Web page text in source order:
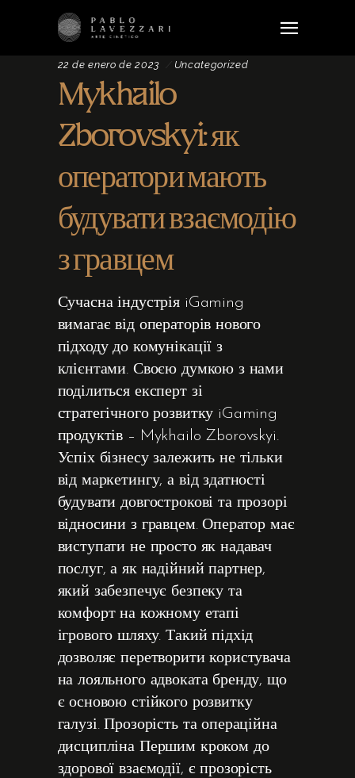
22 de enero de 2023 Uncategorized
Mykhailo
Zborovskyi: як
оператори мають
будувати взаємодію
з гравцем
Сучасна індустрія iGaming
вимагає від операторів нового
підходу до комунікації з
клієнтами. Своєю думкою з нами
поділиться експерт зі
стратегічного розвитку iGaming
продуктів – Mykhailo Zborovskyi.
Успіх бізнесу залежить не тільки
від маркетингу, а від здатності
будувати довгострокові та прозорі
відносини з гравцем. Оператор має
виступати не просто як надавач
послуг, а як надійний партнер,
який забезпечує безпеку та
комфорт на кожному етапі
ігрового шляху. Такий підхід
дозволяє перетворити користувача
на лояльного адвоката бренду, що
є основою стійкого розвитку
галузі. Прозорість та операційна
дисципліна Першим кроком до
здорової взаємодії, є прозорість